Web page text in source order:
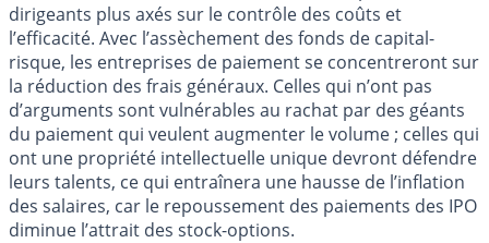
dirigeants plus axés sur le contrôle des coûts et
l’efficacité. Avec l’assèchement des fonds de capital-
risque, les entreprises de paiement se concentreront sur
la réduction des frais généraux. Celles qui n’ont pas
d’arguments sont vulnérables au rachat par des géants
du paiement qui veulent augmenter le volume ; celles qui
ont une propriété intellectuelle unique devront défendre
leurs talents, ce qui entraînera une hausse de l’inflation
des salaires, car le repoussement des paiements des IPO
diminue l’attrait des stock-options.